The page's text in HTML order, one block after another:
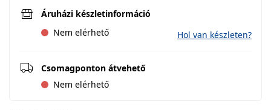
Áruházi készletinformáció
Nem elérhető
Hol van készleten?
Csomagponton átvehető
Nem elérhető